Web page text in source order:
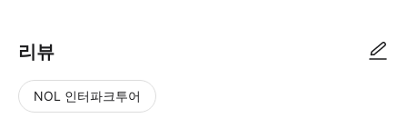
리뷰
NOL 인터파크투어